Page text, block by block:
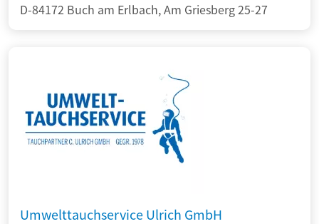
D-84172 Buch am Erlbach, Am Griesberg 25-27
Umwelttauchservice Ulrich GmbH